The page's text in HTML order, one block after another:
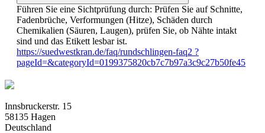
Führen Sie eine Sichtprüfung durch: Prüfen Sie auf Schnitte,
Fadenbrüche, Verformungen (Hitze), Schäden durch
Chemikalien (Säuren, Laugen), prüfen Sie, ob Nähte intakt
sind und das Etikett lesbar ist.
https://suedwestkran.de/faq/rundschlingen-faq2 ?
pageId=&categoryId=0199375820cb7c7b97a3c9c27b50fe45
Innsbruckerstr. 15
58135 Hagen
Deutschland